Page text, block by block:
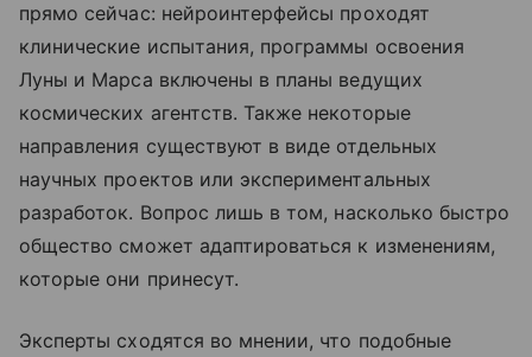
прямо сейчас: нейроинтерфейсы проходят
клинические испытания, программы освоения
Луны и Марса включены в планы ведущих
космических агентств. Также некоторые
направления существуют в виде отдельных
научных проектов или экспериментальных
разработок. Вопрос лишь в том, насколько быстро
общество сможет адаптироваться к изменениям,
которые они принесут.
Эксперты сходятся во мнении, что подобные